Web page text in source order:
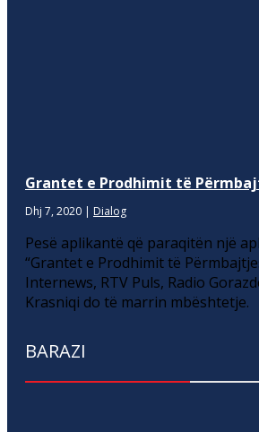
Grantet e Prodhimit të
Dhj 7, 2020 | Dialog
Pesë aplikantë që paraqitën një
“Grantet e Prodhimit të
Internews, RTV Puls, Radio
Krasniqi do të marrin mbështetje.
BARAZI